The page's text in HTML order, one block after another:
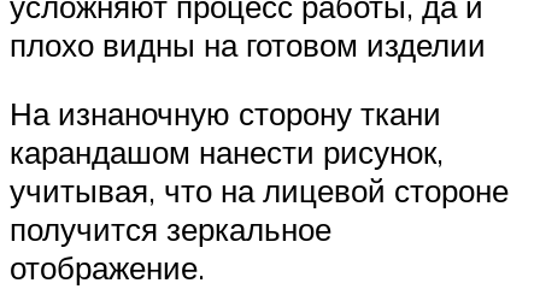
плохо видны на готовом изделии
На изнаночную сторону ткани
карандашом нанести рисунок,
учитывая, что на лицевой стороне
получится зеркальное
отображение.